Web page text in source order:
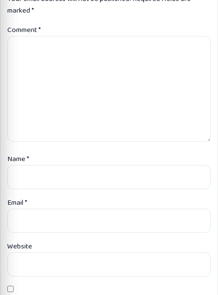
marked*
Comment*
Name*
Email*
Website